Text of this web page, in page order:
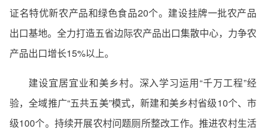
证名特优新农产品和绿色食品20个。建设挂牌一批农产品
出口基地。全力打造五省边际农产品出口集散中心，力争农
产品出口增长15%以上。
建设宜居宜业和美乡村。深入学习运用“千万工程”经
验，全域推广“五共五美”模式，新建和美乡村省级10个、市
级100个。持续开展农村问题厕所整改工作。推进农村生活